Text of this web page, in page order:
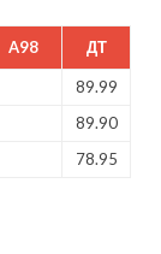
A98 ДТ
89.99
89.90
78.95